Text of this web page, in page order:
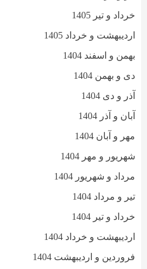
خرداد و تیر 1405
اردیبهشت و خرداد 1405
بهمن و اسفند 1404
دی و بهمن 1404
آذر و دی 1404
آبان و آذر 1404
مهر و آبان 1404
شهریور و مهر 1404
مرداد و شهریور 1404
تیر و مرداد 1404
خرداد و تیر 1404
اردیبهشت و خرداد 1404
فروردین و اردیبهشت 1404